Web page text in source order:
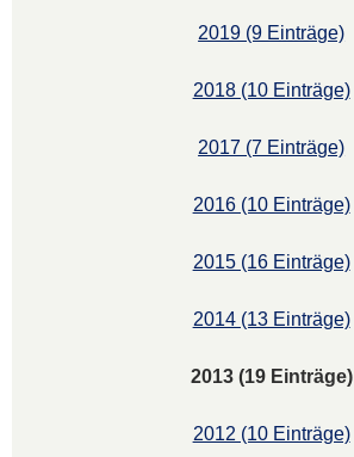
2019 (9 Einträge)
2018 (10 Einträge)
2017 (7 Einträge)
2016 (10 Einträge)
2015 (16 Einträge)
2014 (13 Einträge)
2013 (19 Einträge)
2012 (10 Einträge)